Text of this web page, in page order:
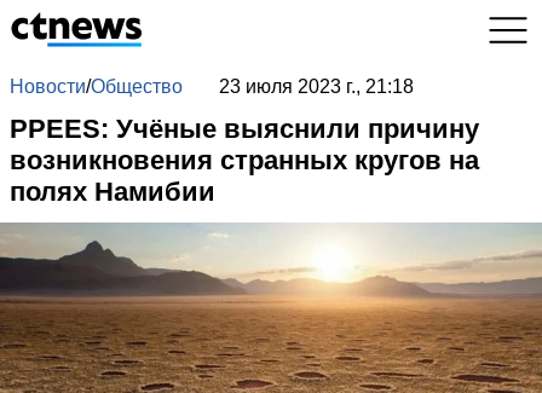
Новости/Общество 23 июля 2023 г., 21:18
PPEES: Учёные выяснили причину
возникновения странных кругов на
полях Намибии